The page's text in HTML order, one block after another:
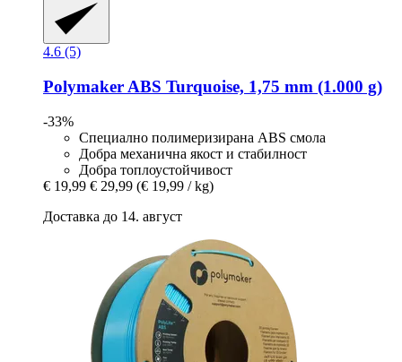
4.6 (5)
Polymaker ABS Turquoise, 1,75 mm (1.000 g)
-33%
Специално полимеризирана ABS смола
Добра механична якост и стабилност
Добра топлоустойчивост
€ 19,99 € 29,99 (€ 19,99 / kg)
Доставка до 14. август